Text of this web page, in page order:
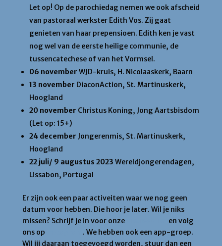
Let op! Op de parochiedag nemen we ook afscheid
van pastoraal werkster Edith Vos. Zij gaat
genieten van haar prepensioen. Edith ken je vast
nog wel van de eerste heilige communie, de
tussencatechese of van het Vormsel.
06 november WJD-kruis, H. Nicolaaskerk, Baarn
13 november DiaconAction, St. Martinuskerk,
Hoogland
20 november Christus Koning, Jong Aartsbisdom
(Let op: 15+)
24 december Jongerenmis, St. Martinuskerk,
Hoogland
22 juli/ 9 augustus 2023 Wereldjongerendagen,
Lissabon, Portugal
Er zijn ook een paar activeiten waar we nog geen
datum voor hebben. Die hoor je later. Wil je niks
missen? Schrijf je in voor onze
en volg
ons op
. We hebben ook een app-groep.
Wil jij daaraan toegevoegd worden, stuur dan een